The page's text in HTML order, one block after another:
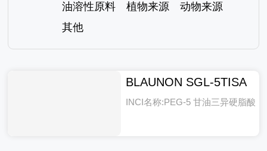
油溶性原料
植物来源
动物来源
其他
BLAUNON SGL-5TISA
INCI名称:PEG-5 甘油三异硬脂酸